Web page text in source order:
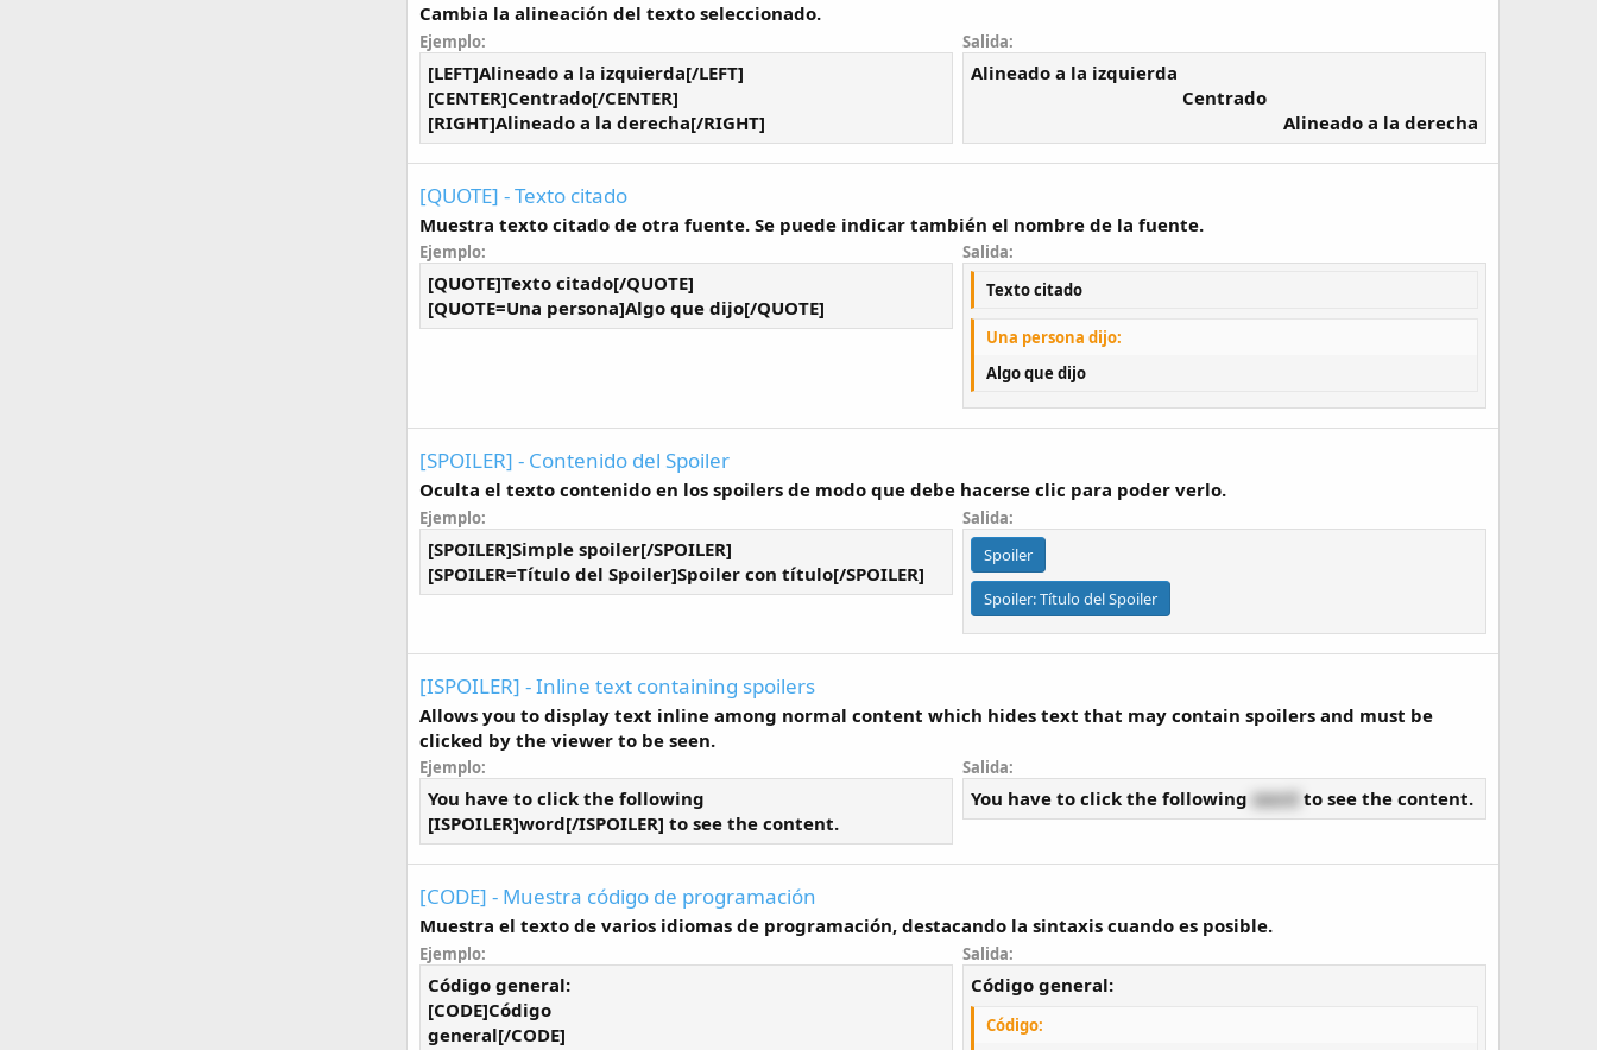
Cambia la alineación del texto seleccionado.
Ejemplo:
[LEFT]Alineado a la izquierda[/LEFT]
[CENTER]Centrado[/CENTER]
[RIGHT]Alineado a la derecha[/RIGHT]
Salida:
Alineado a la izquierda​
Centrado​
Alineado a la derecha​
[QUOTE] - Texto citado
Muestra texto citado de otra fuente. Se puede indicar también el nombre de la fuente.
Ejemplo:
[QUOTE]Texto citado[/QUOTE]
[QUOTE=Una persona]Algo que dijo[/QUOTE]
Salida:
Texto citado
Una persona dijo:
Algo que dijo
[SPOILER] - Contenido del Spoiler
Oculta el texto contenido en los spoilers de modo que debe hacerse clic para poder verlo.
Ejemplo:
[SPOILER]Simple spoiler[/SPOILER]
[SPOILER=Título del Spoiler]Spoiler con título[/SPOILER]
Salida:
Spoiler
Spoiler:Título del Spoiler
[ISPOILER] - Inline text containing spoilers
Allows you to display text inline among normal content which hides text that may contain spoilers and must be
clicked by the viewer to be seen.
Ejemplo:
You have to click the following
[ISPOILER]word[/ISPOILER] to see the content.
Salida:
You have to click the following word to see the content.
[CODE] - Muestra código de programación
Muestra el texto de varios idiomas de programación, destacando la sintaxis cuando es posible.
Ejemplo:
Código general:
[CODE]Código
general[/CODE]
Salida:
Código general:
Código: